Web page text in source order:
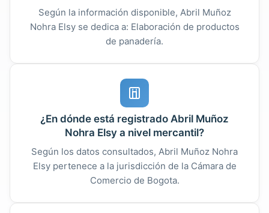
Según la información disponible, Abril Muñoz
Nohra Elsy se dedica a: Elaboración de productos
de panadería.
¿En dónde está registrado Abril Muñoz
Nohra Elsy a nivel mercantil?
Según los datos consultados, Abril Muñoz Nohra
Elsy pertenece a la jurisdicción de la Cámara de
Comercio de Bogota.